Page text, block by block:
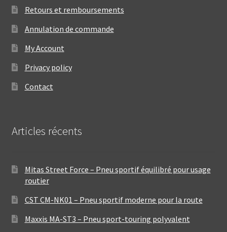
Retours et remboursements
Annulation de commande
My Account
Privacy policy
Contact
Articles récents
Mitas Street Force – Pneu sportif équilibré pour usage
routier
CST CM-NK01 – Pneu sportif moderne pour la route
Maxxis MA-ST3 – Pneu sport-touring polyvalent